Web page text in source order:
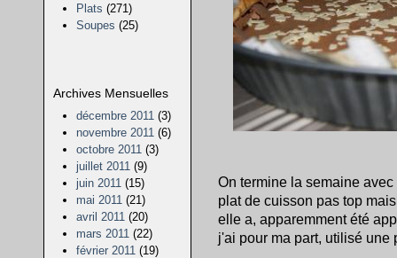
Plats (271)
Soupes (25)
Archives Mensuelles
décembre 2011 (3)
novembre 2011 (6)
octobre 2011 (3)
juillet 2011 (9)
juin 2011 (15)
mai 2011 (21)
avril 2011 (20)
mars 2011 (22)
février 2011 (19)
On termine la semaine
plat de cuisson pas top
elle a, apparemment été
j'ai pour ma part, utilisé une